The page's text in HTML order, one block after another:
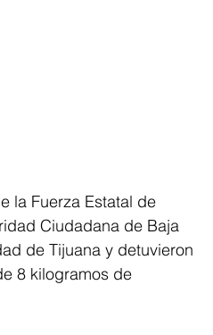
la Fuerza Estatal de
Ciudadana de Baja
de Tijuana y detuvieron
8 kilogramos de